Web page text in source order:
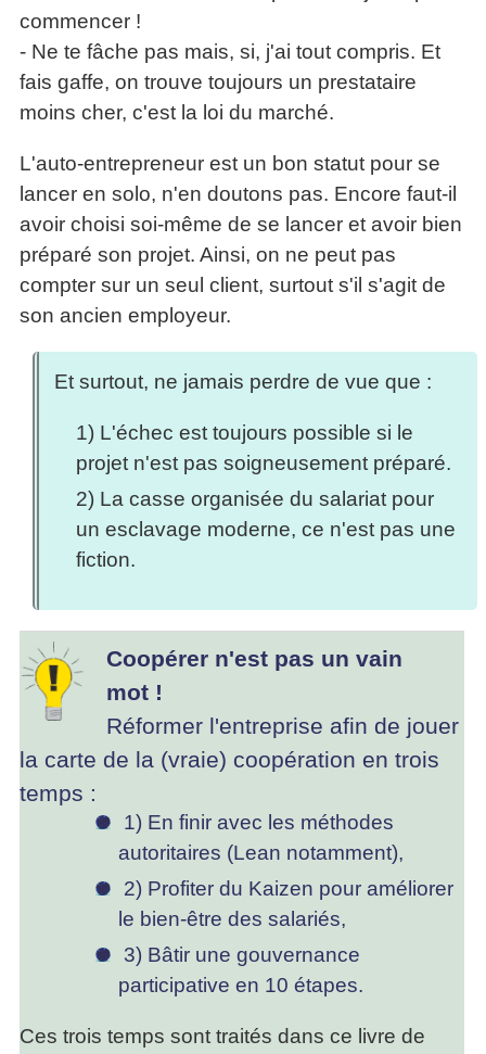
commencer !
- Ne te fâche pas mais, si, j'ai tout compris. Et
fais gaffe, on trouve toujours un prestataire
moins cher, c'est la loi du marché.
L'auto-entrepreneur est un bon statut pour se
lancer en solo, n'en doutons pas. Encore faut-il
avoir choisi soi-même de se lancer et avoir bien
préparé son projet. Ainsi, on ne peut pas
compter sur un seul client, surtout s'il s'agit de
son ancien employeur.
Et surtout, ne jamais perdre de vue que :
1) L'échec est toujours possible si le
projet n'est pas soigneusement préparé.
2) La casse organisée du salariat pour
un esclavage moderne, ce n'est pas une
fiction.
Coopérer n'est pas un vain
mot !
Réformer l'entreprise afin de jouer
la carte de la (vraie) coopération en trois
temps :
1) En finir avec les méthodes
autoritaires (Lean notamment),
2) Profiter du Kaizen pour améliorer
le bien-être des salariés,
3) Bâtir une gouvernance
participative en 10 étapes.
Ces trois temps sont traités dans ce livre de